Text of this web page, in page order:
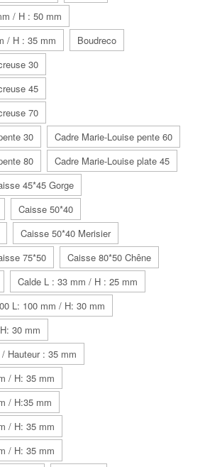
/ H : 50 mm
/ H : 35 mm
Boudreco
30
45
70
30
Cadre Marie-Louise pente 60
80
Cadre Marie-Louise plate 45
45*45 Gorge
Caisse 50*40
Caisse 50*40 Merisier
75*50
Caisse 80*50 Chêne
Calde L : 33 mm / H : 25 mm
L: 100 mm / H: 30 mm
30 mm
Hauteur : 35 mm
/ H: 35 mm
/ H:35 mm
/ H: 35 mm
/ H: 35 mm